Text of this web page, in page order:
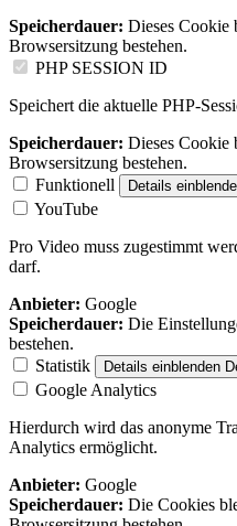
Speicherdauer: Dieses Cookie
Browsersitzung bestehen.
PHP SESSION ID
Speichert die aktuelle PHP-
Speicherdauer: Dieses Cookie
Browsersitzung bestehen.
Funktionell
Details
YouTube
Pro Video muss zugestimmt
darf.
Anbieter: Google
Speicherdauer: Die
bestehen.
Statistik
Details einblenden
Google Analytics
Hierdurch wird das anonyme
Analytics ermöglicht.
Anbieter: Google
Speicherdauer: Die Cookies